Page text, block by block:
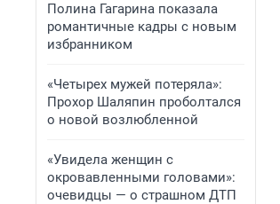
Полина Гагарина показала
романтичные кадры с новым
избранником
«Четырех мужей потеряла»:
Прохор Шаляпин проболтался
о новой возлюбленной
«Увидела женщин с
окровавленными головами»:
очевидцы — о страшном ДТП